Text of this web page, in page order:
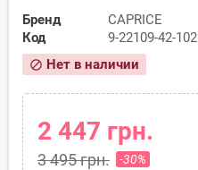
Бренд
CAPRICE
Код
9-22109-42-102
block Нет в наличии
2 447 грн.
3 495 грн. -30%